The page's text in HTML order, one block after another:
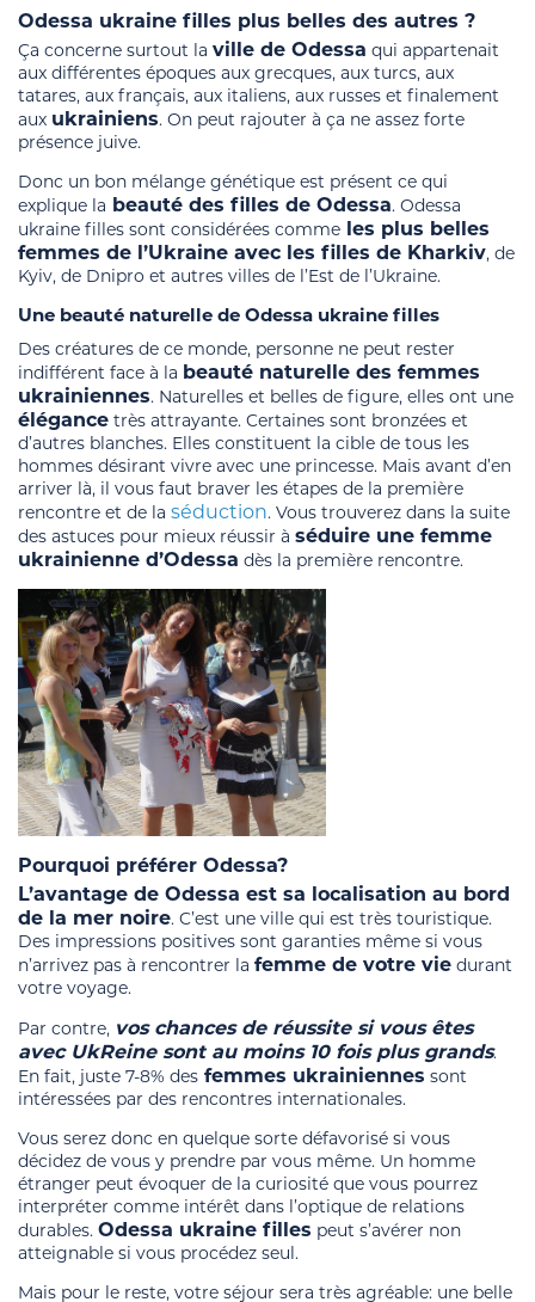
Odessa ukraine filles plus belles des autres ?
Ça concerne surtout la ville de Odessa qui appartenait
aux différentes époques aux grecques, aux turcs, aux
tatares, aux français, aux italiens, aux russes et finalement
aux ukrainiens. On peut rajouter à ça ne assez forte
présence juive.
Donc un bon mélange génétique est présent ce qui
explique la beauté des filles de Odessa. Odessa
ukraine filles sont considérées comme les plus belles
femmes de l’Ukraine avec les filles de Kharkiv, de
Kyiv, de Dnipro et autres villes de l’Est de l’Ukraine.
Une beauté naturelle de Odessa ukraine filles
Des créatures de ce monde, personne ne peut rester
indifférent face à la beauté naturelle des femmes
ukrainiennes. Naturelles et belles de figure, elles ont une
élégance très attrayante. Certaines sont bronzées et
d’autres blanches. Elles constituent la cible de tous les
hommes désirant vivre avec une princesse. Mais avant d’en
arriver là, il vous faut braver les étapes de la première
rencontre et de la séduction. Vous trouverez dans la suite
des astuces pour mieux réussir à séduire une femme
ukrainienne d’Odessa dès la première rencontre.
Pourquoi préférer Odessa?
L’avantage de Odessa est sa localisation au bord
de la mer noire. C’est une ville qui est très touristique.
Des impressions positives sont garanties même si vous
n’arrivez pas à rencontrer la femme de votre vie durant
votre voyage.
Par contre, vos chances de réussite si vous êtes
avec UkReine sont au moins 10 fois plus grands.
En fait, juste 7-8% des femmes ukrainiennes sont
intéressées par des rencontres internationales.
Vous serez donc en quelque sorte défavorisé si vous
décidez de vous y prendre par vous même. Un homme
étranger peut évoquer de la curiosité que vous pourrez
interpréter comme intérêt dans l’optique de relations
durables. Odessa ukraine filles peut s’avérer non
atteignable si vous procédez seul.
Mais pour le reste, votre séjour sera très agréable: une belle